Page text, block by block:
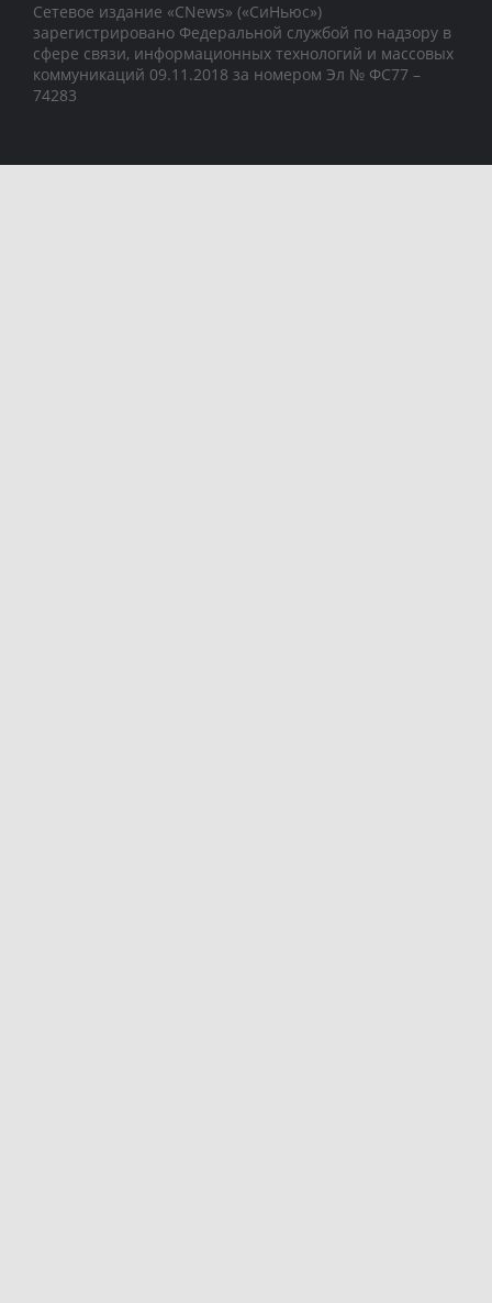
Сетевое издание «CNews» («СиНьюс»)
зарегистрировано Федеральной службой по надзору в
сфере связи, информационных технологий и массовых
коммуникаций 09.11.2018 за номером Эл № ФС77 –
74283